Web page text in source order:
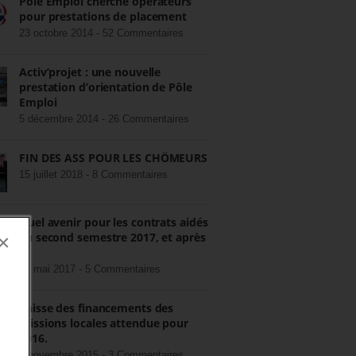
pour prestations de placement
23 octobre 2014 - 52 Commentaires
Activ’projet : une nouvelle
prestation d’orientation de Pôle
Emploi
5 décembre 2014 - 26 Commentaires
FIN DES ASS POUR LES CHÔMEURS
15 juillet 2018 - 8 Commentaires
Quel avenir pour les contrats aidés
au second semestre 2017, et après
22 mai 2017 - 5 Commentaires
Baisse des financements des
missions locales attendue pour
2016.